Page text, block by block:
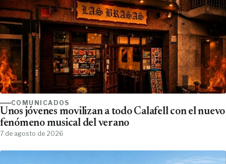
COMUNICADOS
Unos jóvenes movilizan a todo Calafell con el nuevo
fenómeno musical del verano
7 de agosto de 2026